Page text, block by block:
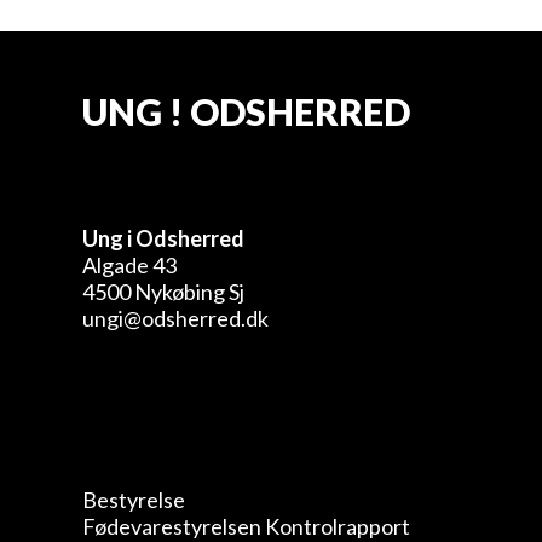
UNG ! ODSHERRED
Ung i Odsherred
Algade 43
4500 Nykøbing Sj
ungi@odsherred.dk
Bestyrelse
Fødevarestyrelsen Kontrolrapport